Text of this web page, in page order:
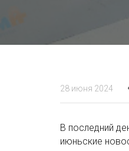
28 июня 2024
В последний
июньские